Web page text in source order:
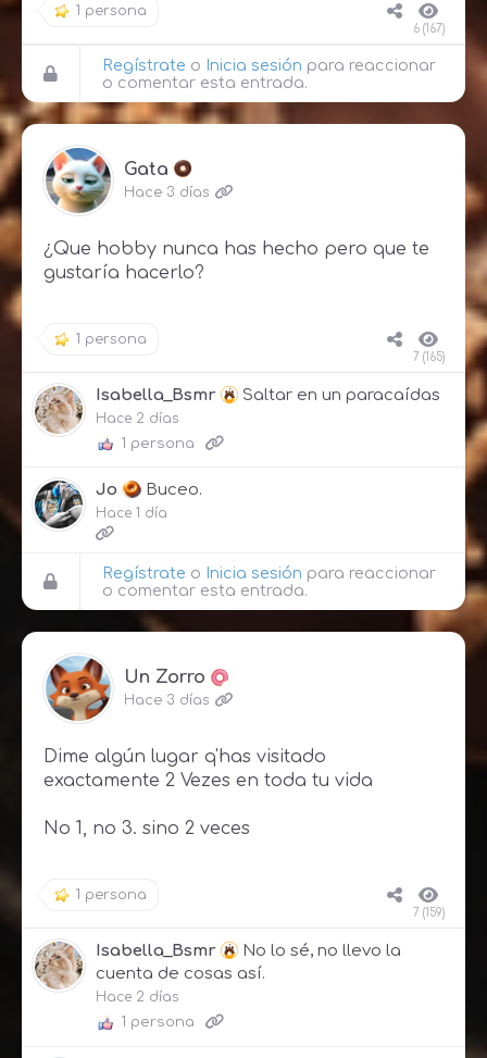
1 persona
6 (167)
Regístrate o Inicia sesión para reaccionar
o comentar esta entrada.
Gata
Hace 3 días
¿Que hobby nunca has hecho pero que te
gustaría hacerlo?
1 persona
7 (165)
Isabella_Bsmr Saltar en un paracaídas
Hace 2 días
1 persona
Jo Buceo.
Hace 1 día
Regístrate o Inicia sesión para reaccionar
o comentar esta entrada.
Un Zorro
Hace 3 días
Dime algún lugar q'has visitado
exactamente 2 Vezes en toda tu vida
No 1, no 3. sino 2 veces
1 persona
7 (159)
Isabella_Bsmr
No lo sé, no llevo la
cuenta de cosas así.
Hace 2 días
1 persona